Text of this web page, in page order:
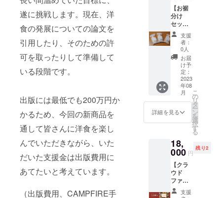
遂に挑戦します。現在、洋
食の発展についての論文を
引用したり、そのための許
可を取ったりして準備して
いる段階です。
出版には最低でも200万円か
かるため、今回の新商品を
通して皆さんに洋食を楽し
んでいただきながら、いた
だいた支援金は出版費用に
あてたいと考えています。
（出版費用、CAMPFIRE手
ため）
ん。 お
いしく
お召し
上がり
いただ
ける期
間とし
て、 精
米年月
日より
75日以
内をお
すすめ
りま
す。
商品の
ため）
フト
ボック
スに入
れてお
送りし
ます。
お米の
保存方
法 冷
暗所 お
米はお
野菜と
同じ生
鮮食品
のた
はござ
いませ
ん。 お
いしく
お召し
上がり
いただ
ンフ
レット
と 当店
パンフ
レット
とオリ
ジナル
レジ袋
12枚付
きで
す。 配
送料込
み お米
の保存
お野菜
と同じ
生鮮食
品のた
め、 明
確な賞
味期限
【お裾
分け
セッ
ト お
米12
個】 洋
食に合
うお
米…12
個(国内
販売向
けNEW
デザイ
ン) お米
のおい
しい炊
書いた
パンフ
レット
と 当店
パンフ
レット
とオリ
支援
者：
0人
お届
け予
定：
2023
年08
月
詳細を見る
こ
の
リ
タ
ー
ン
を
選
択
す
る
18,
000 円
残り2
【クラ
ウド
ファン
ディン
グ限定
支援